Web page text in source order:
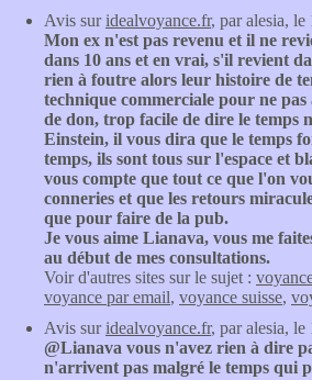
Avis suridealvoyance.fr, par alesia,
Mon ex n'est pas revenu et il ne
dans 10 ans et en vrai, s'il revient
rien à foutre alors leur histoire de
technique commerciale pour ne
de don, trop facile de dire le temps
Einstein, il vous dira que le temps
temps, ils sont tous sur l'espace et
vous compte que tout ce que l'on
conneries et que les retours
que pour faire de la pub.
Je vous aime Lianava, vous me
au début de mes consultations.
Voir d'autres sites sur le sujet :
voyance par email, voyance suisse,
Avis suridealvoyance.fr, par alesia,
@Lianava vous n'avez rien à dire
n'arrivent pas malgré le temps qui